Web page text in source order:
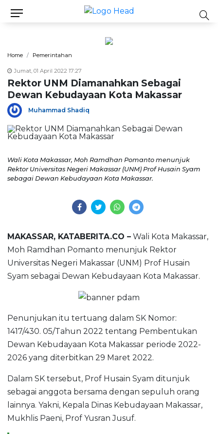
Home Pemerintahan
Jumat, 01 April 2022 17:27
Rektor UNM Diamanahkan Sebagai
Dewan Kebudayaan Kota Makassar
Muhammad Shadiq
Wali Kota Makassar, Moh Ramdhan Pomanto menunjuk
Rektor Universitas Negeri Makassar (UNM) Prof Husain Syam
sebagai Dewan Kebudayaan Kota Makassar.
MAKASSAR, KATABERITA.CO – Wali Kota Makassar,
Moh Ramdhan Pomanto menunjuk Rektor
Universitas Negeri Makassar (UNM) Prof Husain
Syam sebagai Dewan Kebudayaan Kota Makassar.
Penunjukan itu tertuang dalam SK Nomor:
1417/430. 05/Tahun 2022 tentang Pembentukan
Dewan Kebudayaan Kota Makassar periode 2022-
2026 yang diterbitkan 29 Maret 2022.
Dalam SK tersebut, Prof Husain Syam ditunjuk
sebagai anggota bersama dengan sepuluh orang
lainnya. Yakni, Kepala Dinas Kebudayaan Makassar,
Mukhlis Paeni, Prof Yusran Jusuf.